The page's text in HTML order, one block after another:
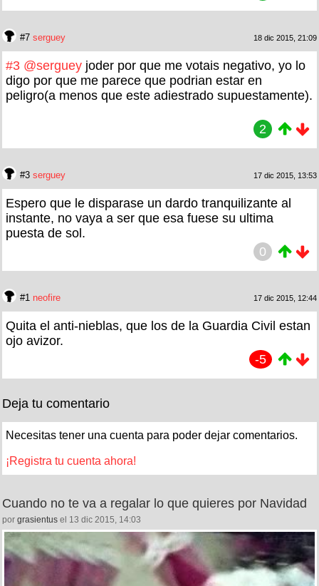
#7 serguey 18 dic 2015, 21:09
#3 @serguey joder por que me votais negativo, yo lo
digo por que me parece que podrian estar en
peligro(a menos que este adiestrado supuestamente).
2
#3 serguey 17 dic 2015, 13:53
Espero que le disparase un dardo tranquilizante al
instante, no vaya a ser que esa fuese su ultima
puesta de sol.
0
#1 neofire 17 dic 2015, 12:44
Quita el anti-nieblas, que los de la Guardia Civil estan
ojo avizor.
-5
Deja tu comentario
Necesitas tener una cuenta para poder dejar comentarios.
¡Registra tu cuenta ahora!
Cuando no te va a regalar lo que quieres por Navidad
por grasientus el 13 dic 2015, 14:03